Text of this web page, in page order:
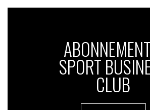
SPORT
CLUB